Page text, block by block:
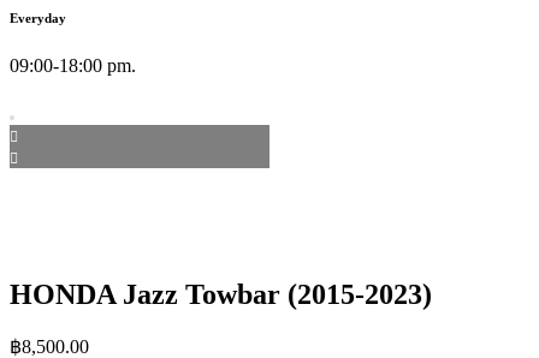
Everyday
09:00-18:00 pm.
HONDA Jazz Towbar (2015-2023)
฿8,500.00